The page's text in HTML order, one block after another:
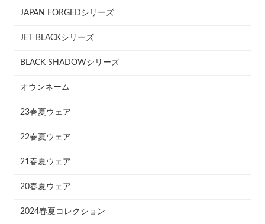
JAPAN FORGEDシリーズ
JET BLACKシリーズ
BLACK SHADOWシリーズ
オウンネーム
23春夏ウェア
22春夏ウェア
21春夏ウェア
20春夏ウェア
2024春夏コレクション